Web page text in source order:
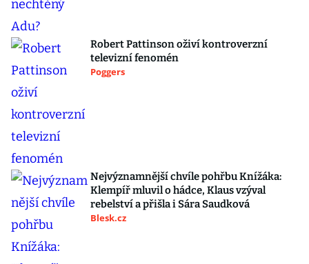
Robert Pattinson oživí kontroverzní
televizní fenomén
Poggers
Nejvýznamnější chvíle pohřbu Knížáka:
Klempíř mluvil o hádce, Klaus vzýval
rebelství a přišla i Sára Saudková
Blesk.cz